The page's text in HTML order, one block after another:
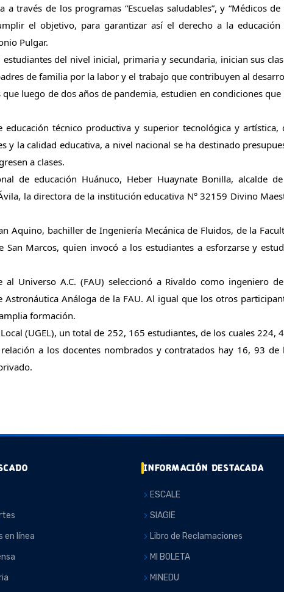
través de los programas “Escuelas saludables”, y “Médicos de
el objetivo, para garantizar así el derecho a la educación
Pulgar.
del nivel inicial, primaria y secundaria, inician sus
de familia por la labor y el trabajo que contribuyen al
luego de dos años de pandemia, estudien en condiciones que
técnico productiva y superior tecnológica y artística,
y la calidad educativa, a nivel nacional se ha destinado
a clases.
de educación Huánuco, Heber Huaynate Bonilla, alcalde
la directora de la institución educativa N° 32159 Divino
Aquino, bachiller de Ingeniería Mecánica de Fluidos, de la
Marcos, quien invocó a los estudiantes a esforzarse y
Universo A.C. (FAU) seleccionó a Rivaldo como ingeniero
Análoga de la FAU. Al igual que los otros
formación.
(UGEL), un total de 252, 165 estudiantes, de los cuales 224,
a los docentes nombrados y contratados hay 16, 93 de
en línea
INFORMACIÓN DESTACADA
ESCALE
SIAGIE
Libro de Reclamaciones
MI BOLETA
MINEDU